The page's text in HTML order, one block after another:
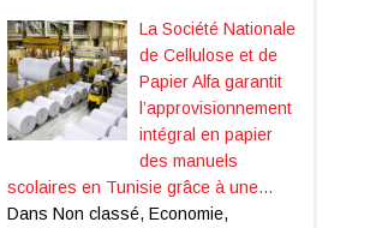
La Société Nationale
de Cellulose et de
Papier Alfa garantit
l’approvisionnement
intégral en papier
des manuels
scolaires en Tunisie grâce à une…
Dans Non classé, Economie,